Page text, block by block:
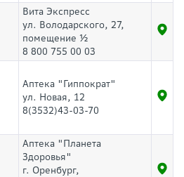
Вита Экспресс
ул. Володарского, 27,
помещение ½
8 800 755 00 03
Аптека "Гиппократ"
ул. Новая, 12
8(3532)43-03-70
Аптека "Планета
Здоровья"
г. Оренбург,